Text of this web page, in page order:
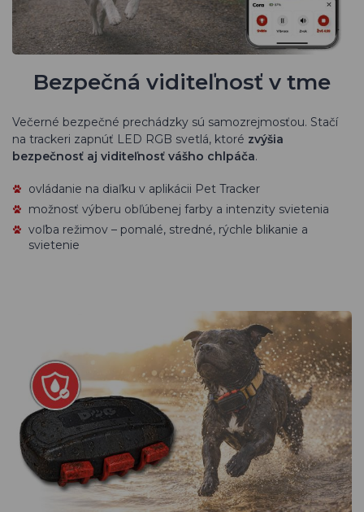
Bezpečná viditeľnosť v tme
Večerné bezpečné prechádzky sú samozrejmosťou. Stačí
na trackeri zapnúť LED RGB svetlá, ktoré zvýšia
bezpečnosť aj viditeľnosť vášho chlpáča.
ovládanie na diaľku v aplikácii Pet Tracker
možnosť výberu obľúbenej farby a intenzity svietenia
voľba režimov – pomalé, stredné, rýchle blikanie a
svietenie